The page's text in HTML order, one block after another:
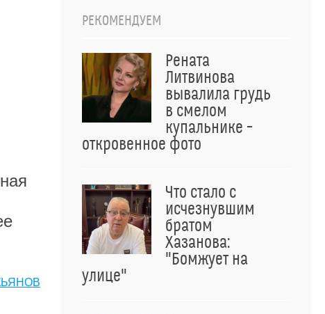
РЕКОМЕНДУЕМ
Рената
Литвинова
вывалила грудь
в смелом
купальнике –
откровенное фото
Что стало с
исчезнувшим
братом
Хазанова:
"Бомжует на
улице"